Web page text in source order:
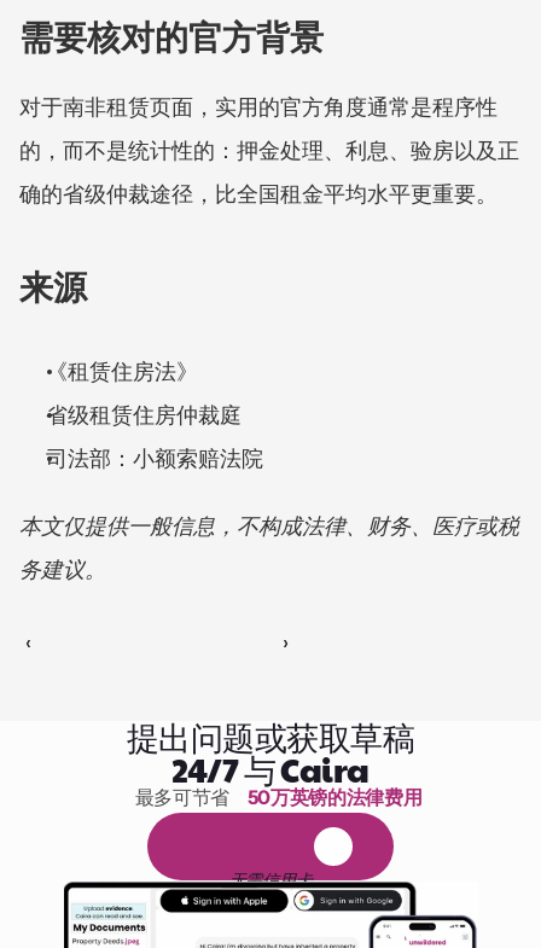
需要核对的官方背景
对于南非租赁页面，实用的官方角度通常是程序性
的，而不是统计性的：押金处理、利息、验房以及正
确的省级仲裁途径，比全国租金平均水平更重要。
来源
《租赁住房法》
省级租赁住房仲裁庭
司法部：小额索赔法院
本文仅提供一般信息，不构成法律、财务、医疗或税
务建议。
‹ ›
提出问题或获取草稿
24/7 与 Caira
1,000小时的阅读
最多可节省 50万英镑的法律费用
无需信用卡